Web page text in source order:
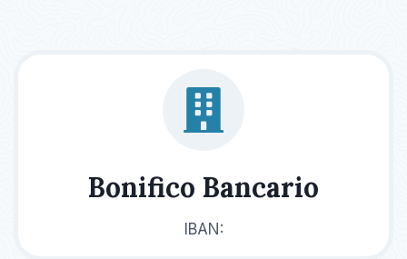
Bonifico Bancario
IBAN: